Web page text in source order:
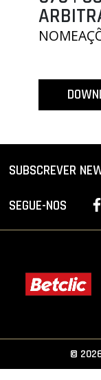
SELEÇÕES
PROJETOS
LIGA
SUBSCREVER
SEGUE-NOS
©